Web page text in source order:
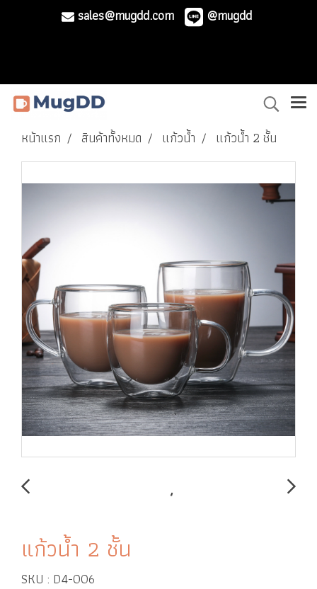
sales@mugdd.com @mugdd
หน้าแรก สินค้าทั้งหมด แก้วน้ำ แก้วน้ำ 2 ชั้น
แก้วน้ำ 2 ชั้น
SKU : D4-006